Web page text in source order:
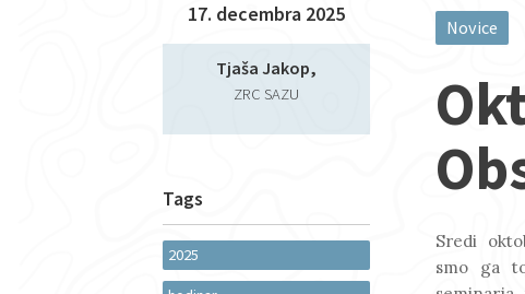
17. decembra 2025
Tjaša Jakop,
ZRC SAZU
Tags
2025
Novice
Sredi
smo ga
Post